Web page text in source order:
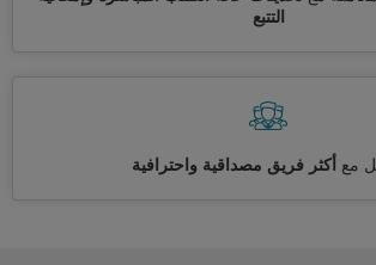
التتبع
مع أكثر فريق مصداقية واحترافية